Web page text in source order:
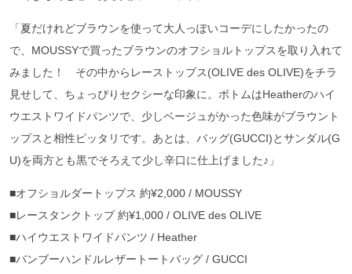
「夏だけれどブラウンを使って大人っぽいコーデにしたかったの
で、MOUSSYで買ったブラウンのオフショルトップスを取り入れて
みました！ その中からレーストップス(OLIVE des OLIVE)をチラ
見せして、ちょっぴりセクシーな印象に。ボトムはHeatherのハイ
ウエストワイドパンツで、少しベージュがかった色味がブラウント
ップスと相性ピッタリです。あとは、バッグ(GUCCI)とサンダル(G
U)を両方とも黒でそろえて少し辛口に仕上げました♪」
■オフショルダートップス 約¥2,000 / MOUSSY
■レースタンクトップ 約¥1,000 / OLIVE des OLIVE
■ハイウエストワイドパンツ / Heather
■バンブーハンドルレザートートバッグ / GUCCI